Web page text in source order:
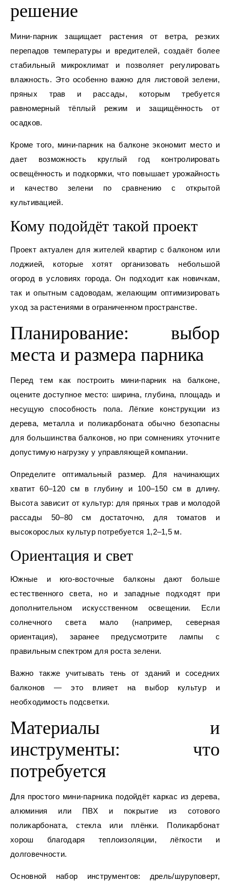
решение
Мини-парник защищает растения от ветра, резких
перепадов температуры и вредителей, создаёт более
стабильный микроклимат и позволяет регулировать
влажность. Это особенно важно для листовой зелени,
пряных трав и рассады, которым требуется
равномерный тёплый режим и защищённость от
осадков.
Кроме того, мини-парник на балконе экономит место и
дает возможность круглый год контролировать
освещённость и подкормки, что повышает урожайность
и качество зелени по сравнению с открытой
культивацией.
Кому подойдёт такой проект
Проект актуален для жителей квартир с балконом или
лоджией, которые хотят организовать небольшой
огород в условиях города. Он подходит как новичкам,
так и опытным садоводам, желающим оптимизировать
уход за растениями в ограниченном пространстве.
Планирование: выбор
места и размера парника
Перед тем как построить мини-парник на балконе,
оцените доступное место: ширина, глубина, площадь и
несущую способность пола. Лёгкие конструкции из
дерева, металла и поликарбоната обычно безопасны
для большинства балконов, но при сомнениях уточните
допустимую нагрузку у управляющей компании.
Определите оптимальный размер. Для начинающих
хватит 60–120 см в глубину и 100–150 см в длину.
Высота зависит от культур: для пряных трав и молодой
рассады 50–80 см достаточно, для томатов и
высокорослых культур потребуется 1,2–1,5 м.
Ориентация и свет
Южные и юго-восточные балконы дают больше
естественного света, но и западные подходят при
дополнительном искусственном освещении. Если
солнечного света мало (например, северная
ориентация), заранее предусмотрите лампы с
правильным спектром для роста зелени.
Важно также учитывать тень от зданий и соседних
балконов — это влияет на выбор культур и
необходимость подсветки.
Материалы и
инструменты: что
потребуется
Для простого мини-парника подойдёт каркас из дерева,
алюминия или ПВХ и покрытие из сотового
поликарбоната, стекла или плёнки. Поликарбонат
хорош благодаря теплоизоляции, лёгкости и
долговечности.
Основной набор инструментов: дрель/шуруповерт,